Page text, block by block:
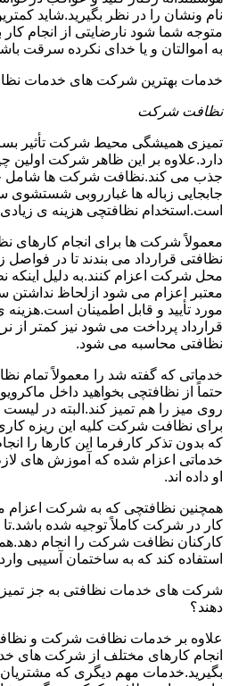
نام ونشان را در نظر بگیرید.شاید
متوجه شما شود نارضایتی از انجام
به اموالتان و یا خدای نکرده سرقت
خدمات بهترین شرکت های خدمات
نظافت شرکت
تمیزی همیشگی محیط شرکت تأثیر
دارد.علاوه بر این ظاهر شرکت اولین
جذب می کند.نظافت شرکت ها
جابجایی زباله ها غبارروبی
است.استخدام نظافتچی هزینه ی
معمولاً شرکت ها برای انجام کارهای
نظافتی قرارداد می بندند تا در
محل شرکت اعزام کنند.به دلیل
معتبر اعزام می شود ازلحاظ نداشتن
مورد تأیید و قابل اطمینان
قرارداد پرداخت می شود نیز کمتر
نظافتی محاسبه می شود.
خدماتی که گفته شد را معمولاً تمام
حتماً از نظافتچی بخواهید داخل
روی میز را هم تمیز کند.البته در
برای نظافت شرکت کلیه این ریزه
که بدون تذکر کارفرما این کارها را
خدماتی اعزام شده که آموزش های
او داده اند.
همچنین نظافتچی که به شرکت اعزام
کار در شرکت کاملاً توجیه شده
کارکنان نظافت شرکت را انجام
استفاده کند که به ساختمان آسیبی
شرکت های خدمات نظافتی به جز
دهند؟
علاوه بر خدمات نظافت شرکت و
انجام کارهای مختلف از شرکت های
بگیرید.خدمات مهم دیگری که